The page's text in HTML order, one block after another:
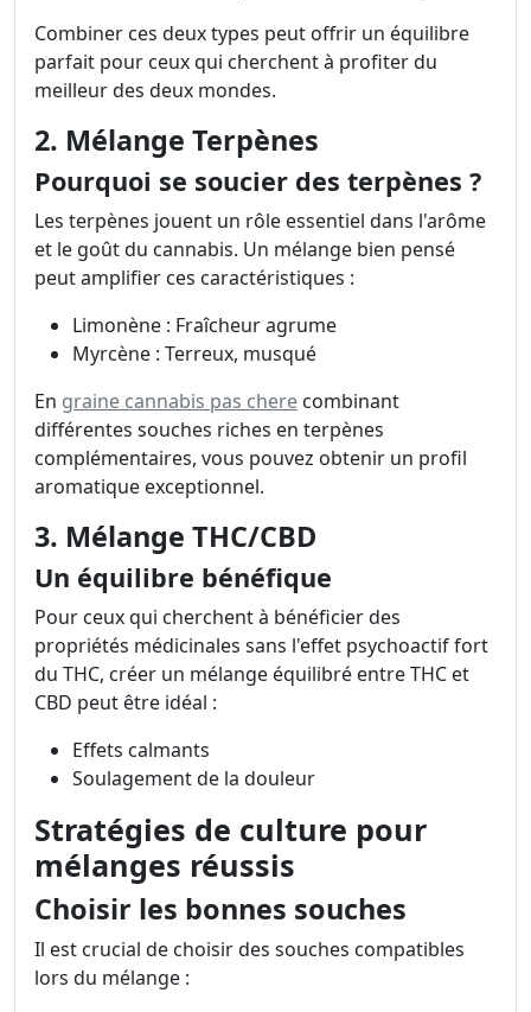
Combiner ces deux types peut offrir un équilibre
parfait pour ceux qui cherchent à profiter du
meilleur des deux mondes.
2. Mélange Terpènes
Pourquoi se soucier des terpènes ?
Les terpènes jouent un rôle essentiel dans l'arôme
et le goût du cannabis. Un mélange bien pensé
peut amplifier ces caractéristiques :
Limonène : Fraîcheur agrume
Myrcène : Terreux, musqué
En graine cannabis pas chere combinant
différentes souches riches en terpènes
complémentaires, vous pouvez obtenir un profil
aromatique exceptionnel.
3. Mélange THC/CBD
Un équilibre bénéfique
Pour ceux qui cherchent à bénéficier des
propriétés médicinales sans l'effet psychoactif fort
du THC, créer un mélange équilibré entre THC et
CBD peut être idéal :
Effets calmants
Soulagement de la douleur
Stratégies de culture pour
mélanges réussis
Choisir les bonnes souches
Il est crucial de choisir des souches compatibles
lors du mélange :